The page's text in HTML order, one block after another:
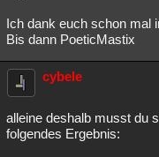
Ich dank euch schon mal
Bis dann PoeticMastix
cybele
alleine deshalb musst du
folgendes Ergebnis: